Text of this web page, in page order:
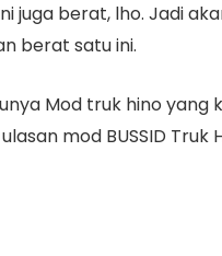
juga berat, lho. Jadi
berat satu ini.
Mod truk hino yang
mod BUSSID